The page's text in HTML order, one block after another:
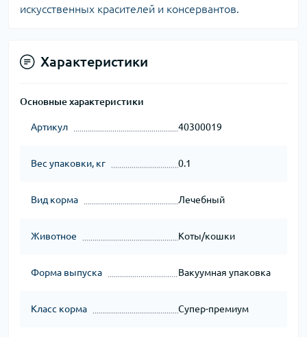
искусственных красителей и консервантов.
Характеристики
Основные характеристики
Артикул 40300019
Вес упаковки, кг 0.1
Вид корма Лечебный
Животное Коты/кошки
Форма выпуска Вакуумная упаковка
Класс корма Супер-премиум